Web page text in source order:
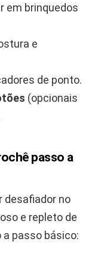
em brinquedos
e
de ponto.
(opcionais
passo a
desafiador no
e repleto de
passo básico: